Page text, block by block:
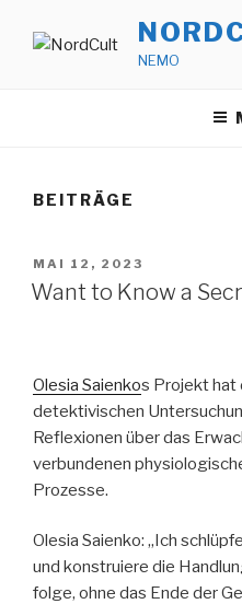
Inhalt
NEMO
BEITRÄGE
VERÖFFENTLICHT
AM
MAI 12, 2023
Want to Know a
Olesia Saienkos Projekt hat
detektivischen
Reflexionen über das
verbundenen
Prozesse.
Olesia Saienko: „Ich
und konstruiere die
folge, ohne das Ende der